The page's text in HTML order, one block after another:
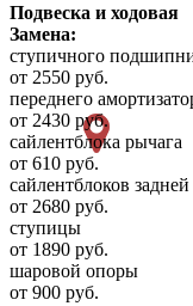
Подвеска и ходовая
Замена:
ступичного
от 2550 руб.
переднего
от 2430 руб.
сайлентблока рычага
от 610 руб.
сайлентблоков
от 2680 руб.
ступицы
от 1890 руб.
шаровой опоры
от 900 руб.